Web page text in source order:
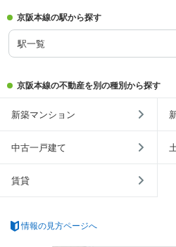
京阪本線の駅から探す
駅一覧
京阪本線の不動産を別の種別から探す
新築マンション
中古一戸建て
賃貸
情報の見方ページへ